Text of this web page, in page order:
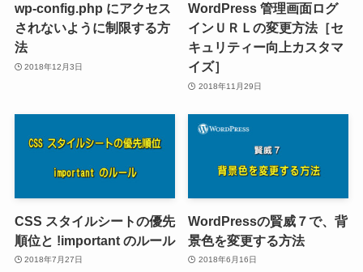
wp-config.php にアクセス
されないように制限する方
法
2018年12月3日
WordPress 管理画面ログ
インＵＲＬの変更方法［セ
キュリティー向上カスタマ
イズ］
2018年11月29日
CSS スタイルシートの優先
順位と !important のルール
2018年7月27日
WordPressの賢威７で、背
景色を変更する方法
2018年6月16日